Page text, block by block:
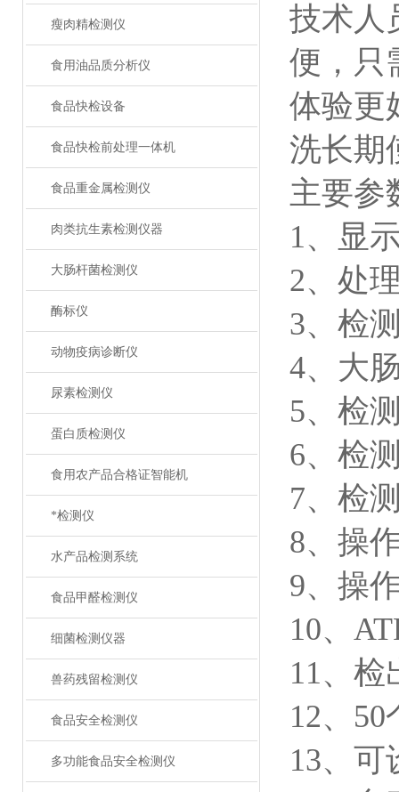
瘦肉精检测仪
食用油品质分析仪
食品快检设备
食品快检前处理一体机
食品重金属检测仪
肉类抗生素检测仪器
大肠杆菌检测仪
酶标仪
动物疫病诊断仪
尿素检测仪
蛋白质检测仪
食用农产品合格证智能机
*检测仪
水产品检测系统
食品甲醛检测仪
细菌检测仪器
兽药残留检测仪
食品安全检测仪
多功能食品安全检测仪
技术人
便，只
体验更
洗长期
主要参
1、显
2、处
3、检
4、大
5、检
6、检
7、检
8、操
9、操
10、
11、
12、
13、可